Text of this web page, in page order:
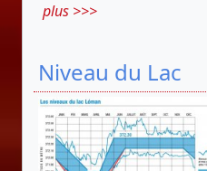
plus >>>
Niveau du Lac